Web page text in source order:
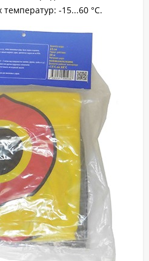
-15...60 °С.